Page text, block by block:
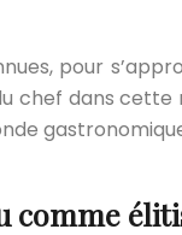
pour
chef dans
comme